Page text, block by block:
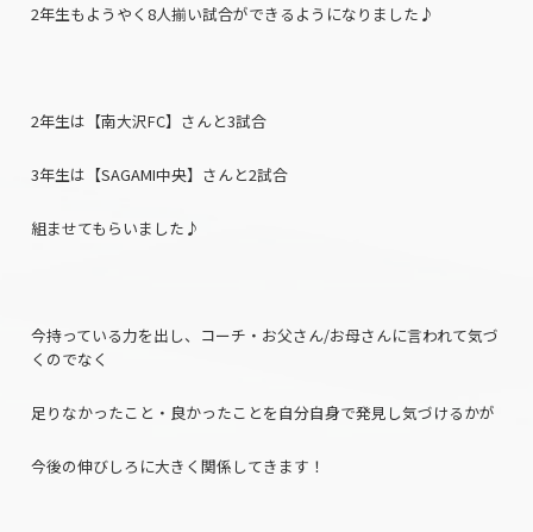
2年生もようやく8人揃い試合ができるようになりました♪
2年生は【南大沢FC】さんと3試合
3年生は【SAGAMI中央】さんと2試合
組ませてもらいました♪
今持っている力を出し、コーチ・お父さん/お母さんに言われて気づ
くのでなく
足りなかったこと・良かったことを自分自身で発見し気づけるかが
今後の伸びしろに大きく関係してきます！